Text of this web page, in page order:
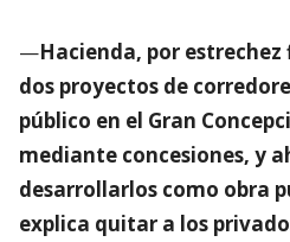
—Hacienda, por
dos proyectos de
público en el Gran
mediante concesiones, y
desarrollarlos como obra
explica quitar a los